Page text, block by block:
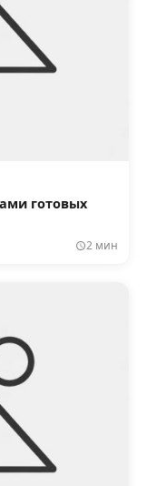
готовых
2 мин